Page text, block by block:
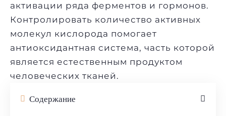
активации ряда ферментов и гормонов.
Контролировать количество активных
молекул кислорода помогает
антиоксидантная система, часть которой
является естественным продуктом
человеческих тканей.
Содержание